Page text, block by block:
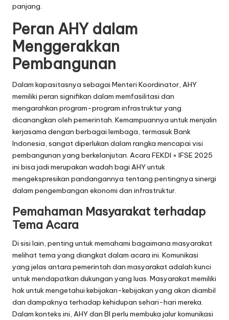
panjang.
Peran AHY dalam
Menggerakkan
Pembangunan
Dalam kapasitasnya sebagai Menteri Koordinator, AHY
memiliki peran signifikan dalam memfasilitasi dan
mengarahkan program-program infrastruktur yang
dicanangkan oleh pemerintah. Kemampuannya untuk menjalin
kerjasama dengan berbagai lembaga, termasuk Bank
Indonesia, sangat diperlukan dalam rangka mencapai visi
pembangunan yang berkelanjutan. Acara FEKDI × IFSE 2025
ini bisa jadi merupakan wadah bagi AHY untuk
mengekspresikan pandangannya tentang pentingnya sinergi
dalam pengembangan ekonomi dan infrastruktur.
Pemahaman Masyarakat terhadap
Tema Acara
Di sisi lain, penting untuk memahami bagaimana masyarakat
melihat tema yang diangkat dalam acara ini. Komunikasi
yang jelas antara pemerintah dan masyarakat adalah kunci
untuk mendapatkan dukungan yang luas. Masyarakat memiliki
hak untuk mengetahui kebijakan-kebijakan yang akan diambil
dan dampaknya terhadap kehidupan sehari-hari mereka.
Dalam konteks ini, AHY dan BI perlu membuka jalur komunikasi